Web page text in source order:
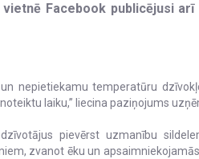
Facebook publicējusi arī
nepietiekamu temperatūru
laiku,” liecina paziņojums
pievērst uzmanību
zvanot ēku un